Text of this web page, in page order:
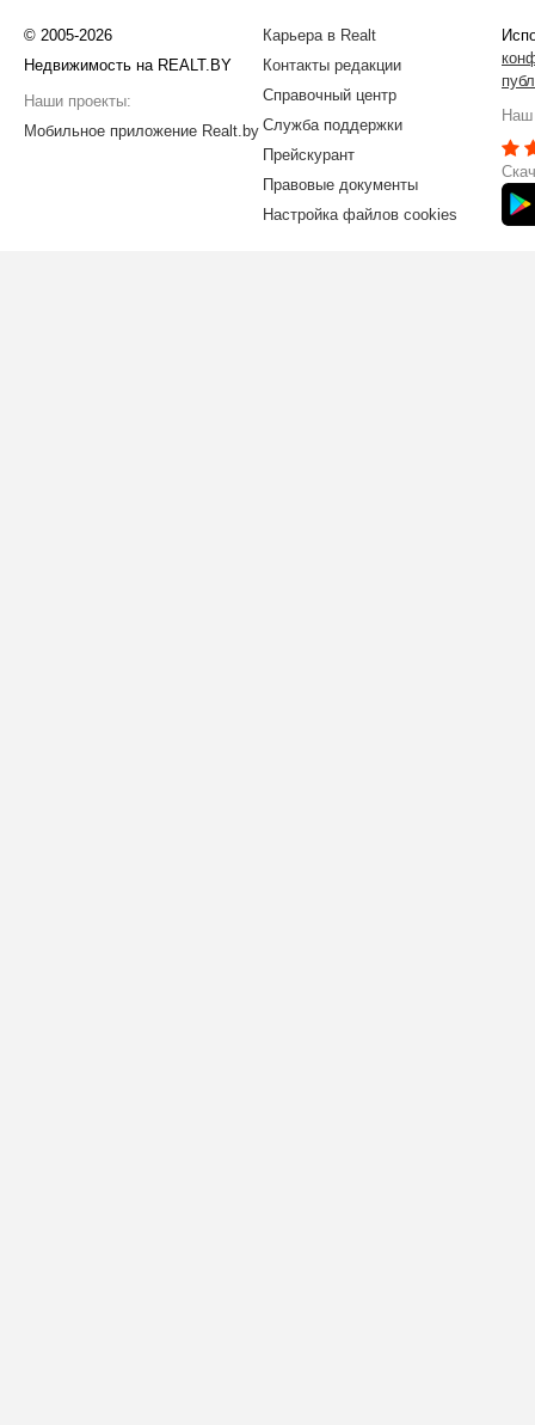
© 2005-2026
Недвижимость на REALT.BY
Наши проекты:
Мобильное приложение Realt.by
Карьера в Realt
Контакты редакции
Справочный центр
Служба поддержки
Прейскурант
Правовые документы
Настройка файлов cookies
Наш